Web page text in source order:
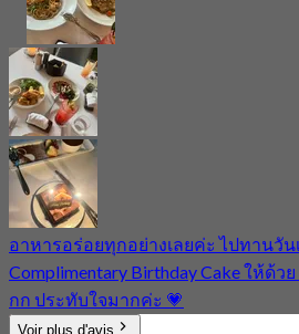
อาหารอร่อยทุกอย่างเลยค่ะ ไปทานวัน
Complimentary Birthday Cake ให้ด้
กก ประทับใจมากค่ะ 💗
Voir plus d'avis